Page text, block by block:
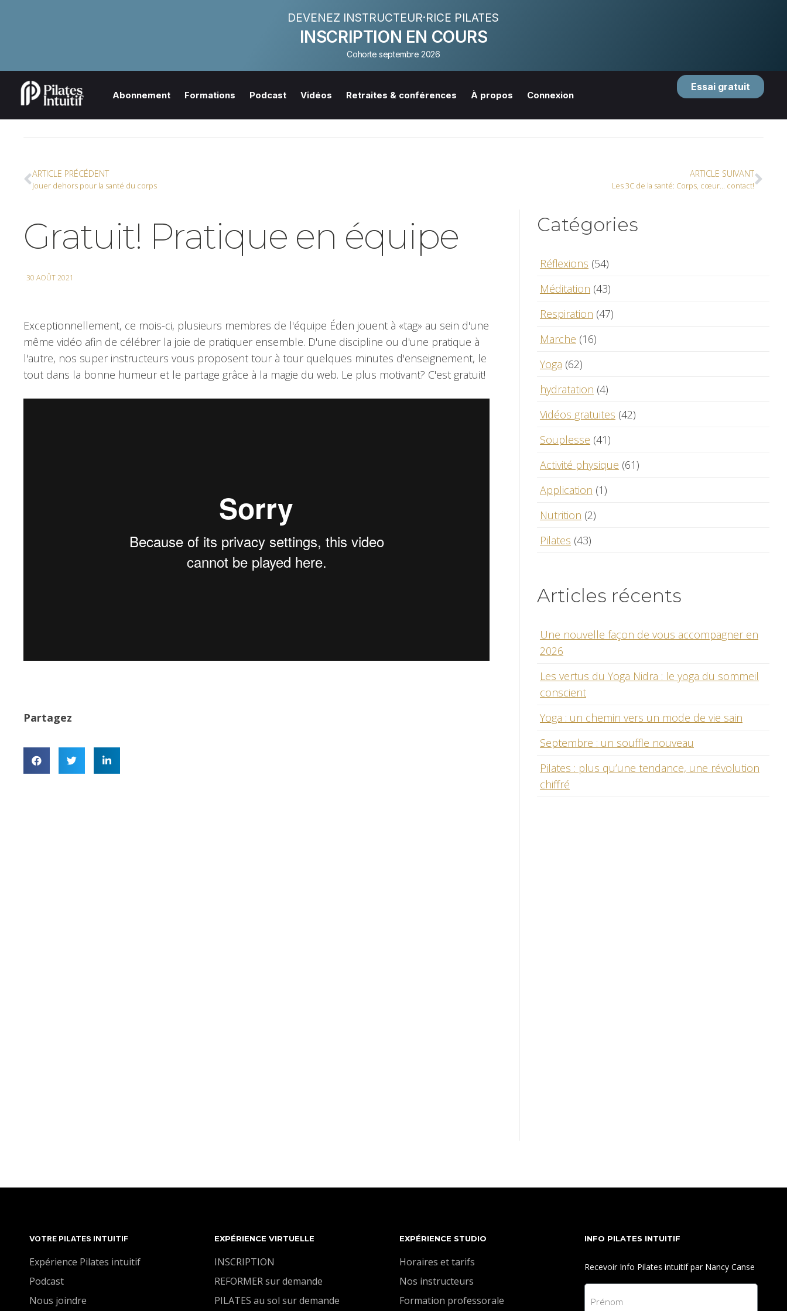
DEVENEZ INSTRUCTEUR·RICE PILATES
INSCRIPTION EN COURS
Cohorte septembre 2026
Abonnement Formations Podcast Vidéos Retraites & conférences À propos Connexion
Essai gratuit
ARTICLE PRÉCÉDENT
Jouer dehors pour la santé du corps
ARTICLE SUIVANT
Les 3C de la santé: Corps, cœur… contact!
Gratuit! Pratique en équipe
30 AOÛT 2021
Exceptionnellement, ce mois-ci, plusieurs membres de l'équipe Éden jouent à «tag» au sein d'une
même vidéo afin de célébrer la joie de pratiquer ensemble. D'une discipline ou d'une pratique à
l'autre, nos super instructeurs vous proposent tour à tour quelques minutes d'enseignement, le
tout dans la bonne humeur et le partage grâce à la magie du web. Le plus motivant? C'est gratuit!
Partagez
Catégories
Réflexions (54)
Méditation (43)
Respiration (47)
Marche (16)
Yoga (62)
hydratation (4)
Vidéos gratuites (42)
Souplesse (41)
Activité physique (61)
Application (1)
Nutrition (2)
Pilates (43)
Articles récents
Une nouvelle façon de vous accompagner en
2026
Les vertus du Yoga Nidra : le yoga du sommeil
conscient
Yoga : un chemin vers un mode de vie sain
Septembre : un souffle nouveau
Pilates : plus qu’une tendance, une révolution
chiffré
VOTRE PILATES INTUITIF
Expérience Pilates intuitif
Podcast
Nous joindre
EXPÉRIENCE VIRTUELLE
INSCRIPTION
REFORMER sur demande
PILATES au sol sur demande
EXPÉRIENCE STUDIO
Horaires et tarifs
Nos instructeurs
Formation professorale
INFO PILATES INTUITIF
Recevoir Info Pilates intuitif par Nancy Canse